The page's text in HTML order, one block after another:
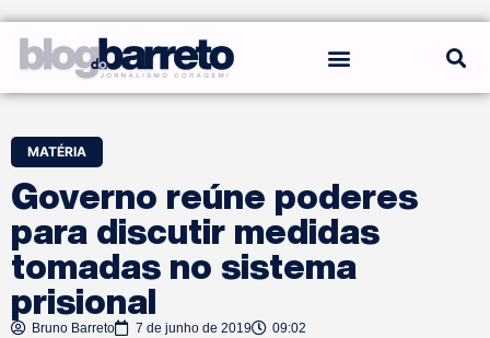
MATÉRIA
Governo reúne poderes
para discutir medidas
tomadas no sistema
prisional
Bruno Barreto 7 de junho de 2019 09:02